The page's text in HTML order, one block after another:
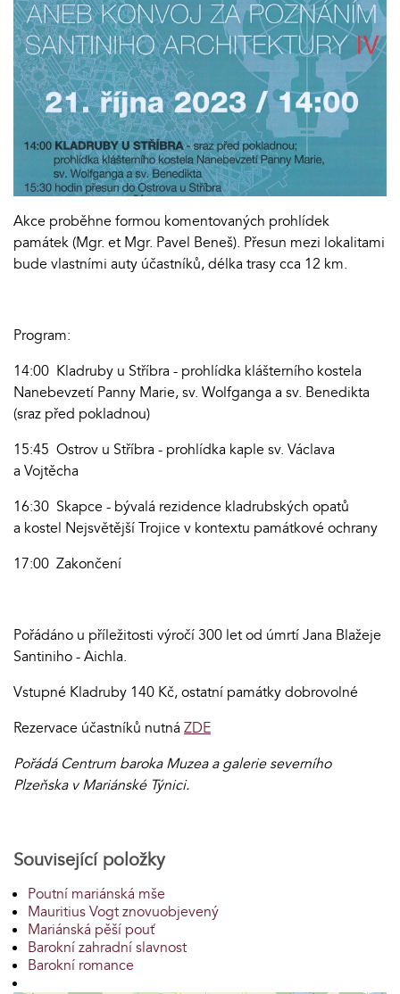
Akce proběhne formou komentovaných prohlídek
památek (Mgr. et Mgr. Pavel Beneš). Přesun mezi lokalitami
bude vlastními auty účastníků, délka trasy cca 12 km.
Program:
14:00 Kladruby u Stříbra - prohlídka klášterního kostela
Nanebevzetí Panny Marie, sv. Wolfganga a sv. Benedikta
(sraz před pokladnou)
15:45 Ostrov u Stříbra - prohlídka kaple sv. Václava
a Vojtěcha
16:30 Skapce - bývalá rezidence kladrubských opatů
a kostel Nejsvětější Trojice v kontextu památkové ochrany
17:00 Zakončení
Pořádáno u příležitosti výročí 300 let od úmrtí Jana Blažeje
Santiniho - Aichla.
Vstupné Kladruby 140 Kč, ostatní památky dobrovolné
Rezervace účastníků nutnáZDE
Pořádá Centrum baroka Muzea a galerie severního
Plzeňska v Mariánské Týnici.
Související položky
Poutní mariánská mše
Mauritius Vogt znovuobjevený
Mariánská pěší pouť
Barokní zahradní slavnost
Barokní romance